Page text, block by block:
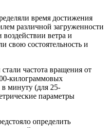
время достижения
различной загруженности
ветра и
свою состоятельность и
частота вращения от
килограммовых
в минуту (для 25-
параметры
определить